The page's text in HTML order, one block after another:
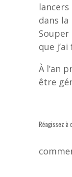
dans la
Souper
que
À l’an
être
Réagissez